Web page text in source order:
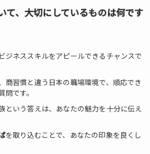
て、大切にしているものは何です
ジネススキルをアピールできるチャンスで
商習慣と違う日本の職場環境で、順応でき
問です。
という答えは、あなたの魅力を十分に伝え
を取り込むことで、あなたの印象を良くし